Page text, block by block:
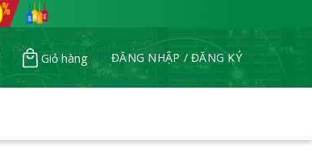
Giỏ hàng ĐĂNG NHẬP / ĐĂNG KÝ